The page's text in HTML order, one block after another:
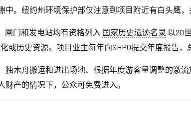
。纽约州环境保护部仅注意到项目附近有白头鹰，
闸门和发电站均有资格列入 国家历史遗迹名录 以20
或历史资源。项目业主每年向SHPO提交年度报告，
木舟搬运和进出场地、根据年度游客量调整的激
产的情况下，公众可免费进入。